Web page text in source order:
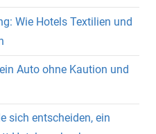
Wie Hotels Textilien und
Auto ohne Kaution und
sich entscheiden, ein